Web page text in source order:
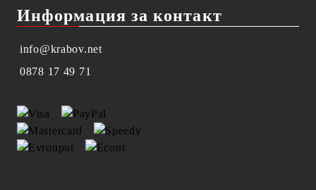
Информация за контакт
info@krabov.net
0878 17 49 71